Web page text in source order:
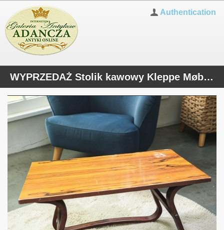
Authentication
WYPRZEDAŻ Stolik kawowy Kleppe Møbelfabrikk AS norweski design 1979